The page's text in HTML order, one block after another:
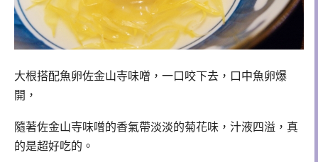
大根搭配魚卵佐金山寺味噌，一口咬下去，口中魚卵爆
開，
隨著佐金山寺味噌的香氣帶淡淡的菊花味，汁液四溢，真
的是超好吃的。